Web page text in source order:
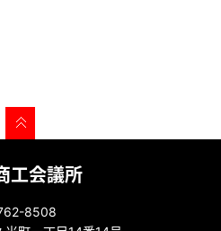
工会議所
8508